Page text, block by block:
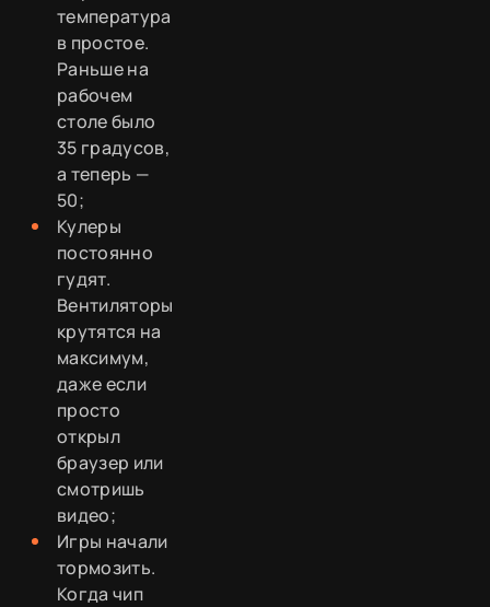
температура
в простое.
Раньше на
рабочем
столе было
35 градусов,
а теперь —
50;
Кулеры
постоянно
гудят.
Вентиляторы
крутятся на
максимум,
даже если
просто
открыл
браузер или
смотришь
видео;
Игры начали
тормозить.
Когда чип